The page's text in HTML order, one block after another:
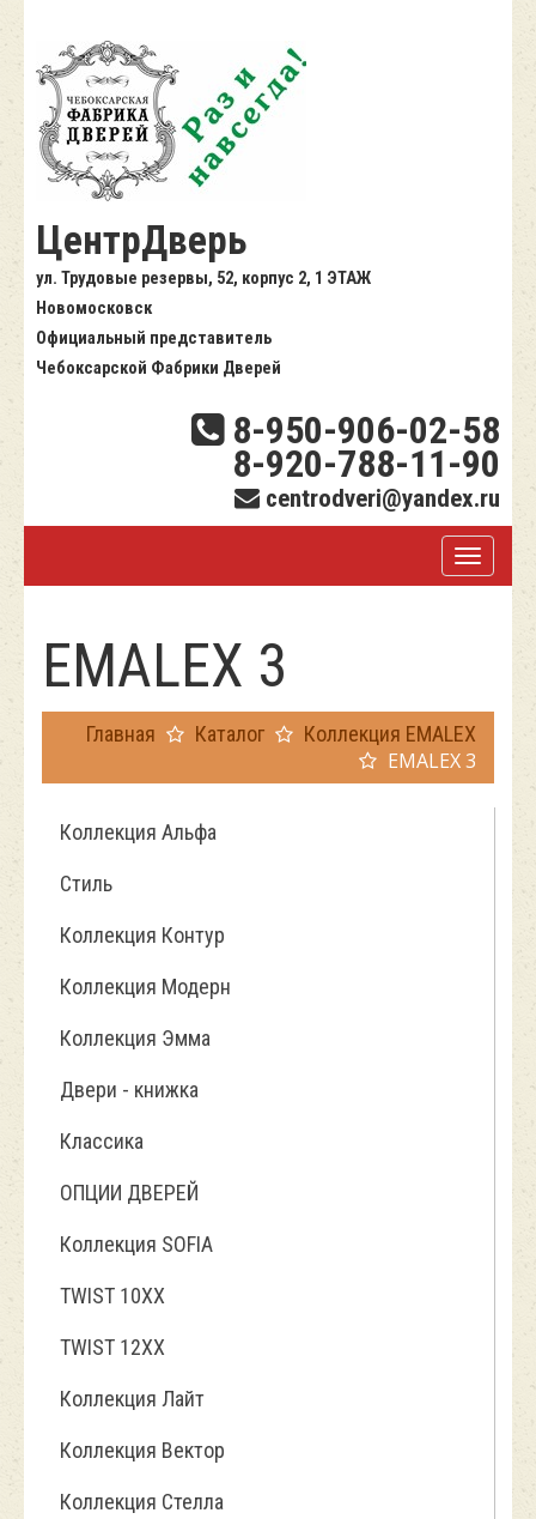
ЦентрДверь
ул. Трудовые резервы, 52, корпус 2, 1 ЭТАЖ
Новомосковск
Официальный представитель
Чебоксарской Фабрики Дверей
8-950-906-02-58
8-920-788-11-90
centrodveri@yandex.ru
EMALEX 3
Главная Каталог Коллекция EMALEX
EMALEX 3
Коллекция Альфа
Стиль
Коллекция Контур
Коллекция Модерн
Коллекция Эмма
Двери - книжка
Классика
ОПЦИИ ДВЕРЕЙ
Коллекция SOFIA
TWIST 10ХХ
TWIST 12XX
Коллекция Лайт
Коллекция Вектор
Коллекция Стелла